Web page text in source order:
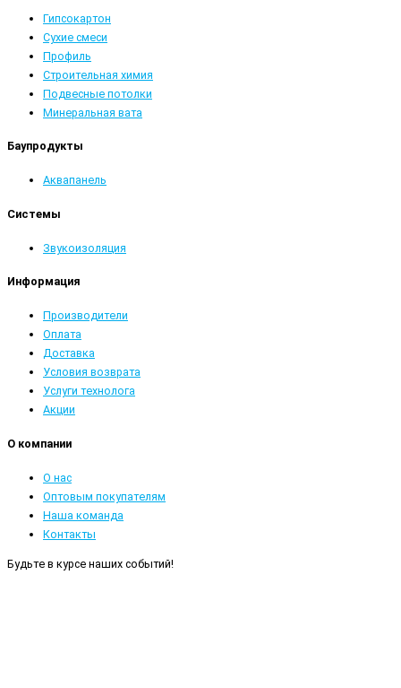
Гипсокартон
Сухие смеси
Профиль
Строительная химия
Подвесные потолки
Минеральная вата
Баупродукты
Аквапанель
Системы
Звукоизоляция
Информация
Производители
Оплата
Доставка
Условия возврата
Услуги технолога
Акции
О компании
О нас
Оптовым покупателям
Наша команда
Контакты
Будьте в курсе наших событий!